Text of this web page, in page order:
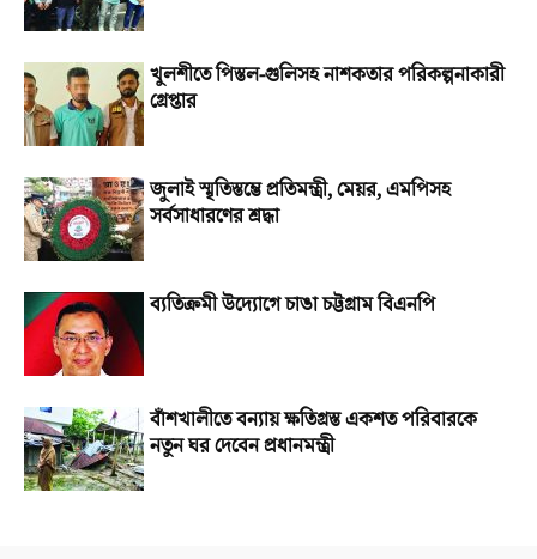
খুলশীতে পিস্তল-গুলিসহ নাশকতার পরিকল্পনাকারী
গ্রেপ্তার
জুলাই স্মৃতিস্তম্ভে প্রতিমন্ত্রী, মেয়র, এমপিসহ
সর্বসাধারণের শ্রদ্ধা
ব্যতিক্রমী উদ্যোগে চাঙা চট্টগ্রাম বিএনপি
বাঁশখালীতে বন্যায় ক্ষতিগ্রস্ত একশত পরিবারকে
নতুন ঘর দেবেন প্রধানমন্ত্রী